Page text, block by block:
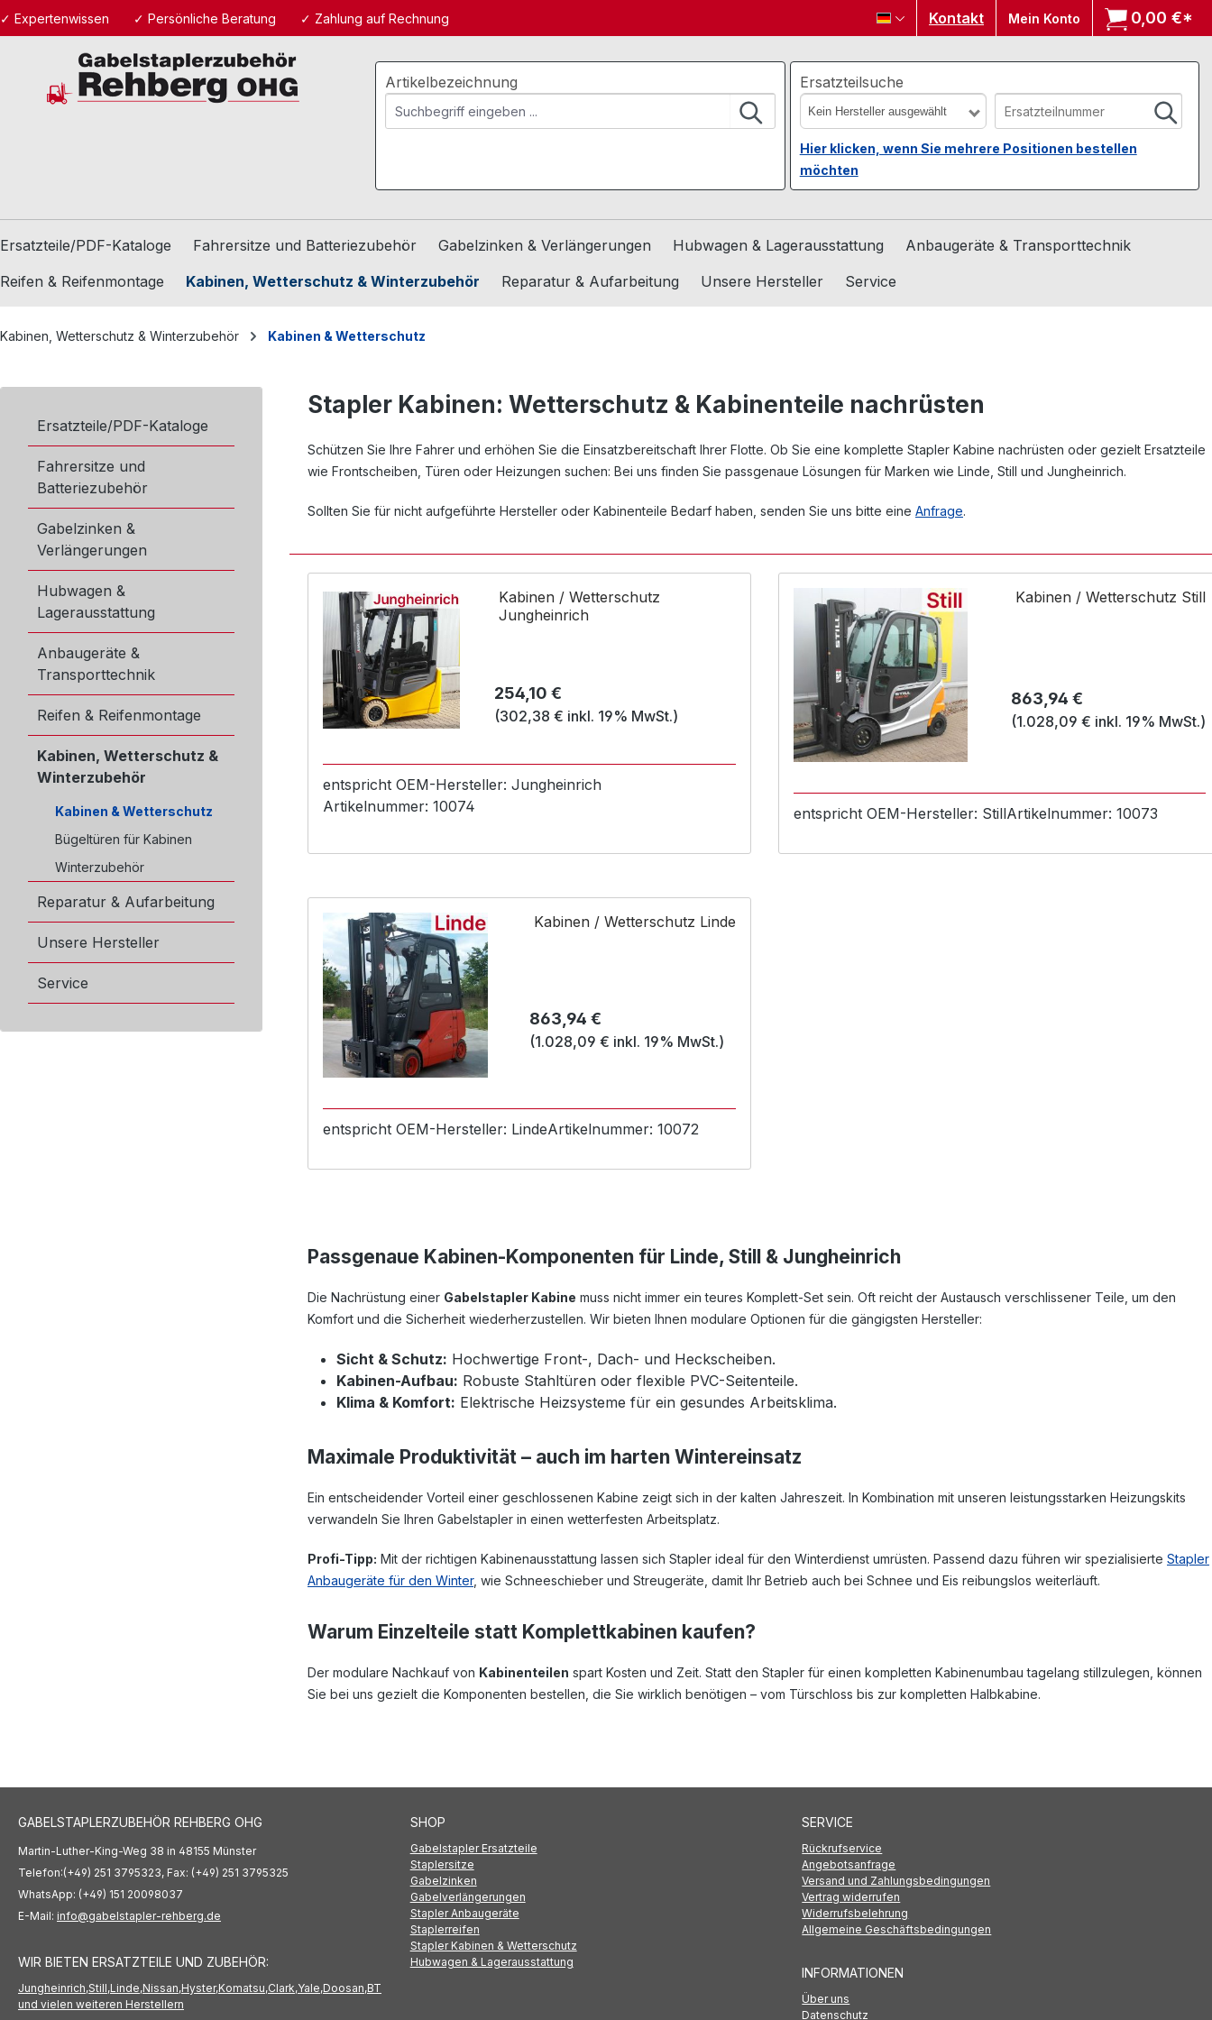
Hauptinhalt springen
Zur Suche springen
Zur Hauptnavigation springen
✓ Expertenwissen ✓ Persönliche Beratung ✓ Zahlung auf Rechnung Kontakt Mein Konto 0,00 €*
Artikelbezeichnung Ersatzteilsuche
Kein Hersteller ausgewählt
Hier klicken, wenn Sie mehrere Positionen bestellen
möchten
Ersatzteile/PDF-Kataloge Fahrersitze und Batteriezubehör Gabelzinken & Verlängerungen Hubwagen & Lagerausstattung
Anbaugeräte & Transporttechnik
Reifen & Reifenmontage
Kabinen, Wetterschutz & Winterzubehör Reparatur & Aufarbeitung Unsere Hersteller Service
Kabinen, Wetterschutz & Winterzubehör Kabinen & Wetterschutz
Ersatzteile/PDF-Kataloge
Fahrersitze und
Batteriezubehör
Gabelzinken &
Verlängerungen
Hubwagen &
Lagerausstattung
Anbaugeräte &
Transporttechnik
Reifen & Reifenmontage
Kabinen, Wetterschutz &
Winterzubehör
Kabinen & Wetterschutz
Bügeltüren für Kabinen
Winterzubehör
Reparatur & Aufarbeitung
Unsere Hersteller
Service
Stapler Kabinen: Wetterschutz & Kabinenteile nachrüsten
Schützen Sie Ihre Fahrer und erhöhen Sie die Einsatzbereitschaft Ihrer Flotte. Ob Sie eine komplette Stapler Kabine nachrüsten oder gezielt Ersatzteile
wie Frontscheiben, Türen oder Heizungen suchen: Bei uns finden Sie passgenaue Lösungen für Marken wie Linde, Still und Jungheinrich.
Sollten Sie für nicht aufgeführte Hersteller oder Kabinenteile Bedarf haben, senden Sie uns bitte eine Anfrage.
Kabinen / Wetterschutz
Jungheinrich
Regulärer Preis:
254,10 €
(302,38 € inkl. 19% MwSt.)
entspricht OEM-Hersteller: Jungheinrich
Artikelnummer: 10074
Kabinen / Wetterschutz Still
Regulärer Preis:
863,94 €
(1.028,09 € inkl. 19% MwSt.)
entspricht OEM-Hersteller: StillArtikelnummer: 10073
Kabinen / Wetterschutz Linde
Regulärer Preis:
863,94 €
(1.028,09 € inkl. 19% MwSt.)
entspricht OEM-Hersteller: LindeArtikelnummer: 10072
Passgenaue Kabinen-Komponenten für Linde, Still & Jungheinrich
Die Nachrüstung einer Gabelstapler Kabine muss nicht immer ein teures Komplett-Set sein. Oft reicht der Austausch verschlissener Teile, um den
Komfort und die Sicherheit wiederherzustellen. Wir bieten Ihnen modulare Optionen für die gängigsten Hersteller:
Sicht & Schutz: Hochwertige Front-, Dach- und Heckscheiben.
Kabinen-Aufbau: Robuste Stahltüren oder flexible PVC-Seitenteile.
Klima & Komfort: Elektrische Heizsysteme für ein gesundes Arbeitsklima.
Maximale Produktivität – auch im harten Wintereinsatz
Ein entscheidender Vorteil einer geschlossenen Kabine zeigt sich in der kalten Jahreszeit. In Kombination mit unseren leistungsstarken Heizungskits
verwandeln Sie Ihren Gabelstapler in einen wetterfesten Arbeitsplatz.
Profi-Tipp: Mit der richtigen Kabinenausstattung lassen sich Stapler ideal für den Winterdienst umrüsten. Passend dazu führen wir spezialisierte Stapler
Anbaugeräte für den Winter, wie Schneeschieber und Streugeräte, damit Ihr Betrieb auch bei Schnee und Eis reibungslos weiterläuft.
Warum Einzelteile statt Komplettkabinen kaufen?
Der modulare Nachkauf von Kabinenteilen spart Kosten und Zeit. Statt den Stapler für einen kompletten Kabinenumbau tagelang stillzulegen, können
Sie bei uns gezielt die Komponenten bestellen, die Sie wirklich benötigen – vom Türschloss bis zur kompletten Halbkabine.
GABELSTAPLERZUBEHÖR REHBERG OHG
Martin-Luther-King-Weg 38 in 48155 Münster
Telefon:(+49) 251 3795323, Fax: (+49) 251 3795325
WhatsApp: (+49) 151 20098037
E-Mail: info@gabelstapler-rehberg.de
WIR BIETEN ERSATZTEILE UND ZUBEHÖR:
Jungheinrich,Still,Linde,Nissan,Hyster,Komatsu,Clark,Yale,Doosan,BT
und vielen weiteren Herstellern
SHOP
Gabelstapler Ersatzteile
Staplersitze
Gabelzinken
Gabelverlängerungen
Stapler Anbaugeräte
Staplerreifen
Stapler Kabinen & Wetterschutz
Hubwagen & Lagerausstattung
SERVICE
Rückrufservice
Angebotsanfrage
Versand und Zahlungsbedingungen
Vertrag widerrufen
Widerrufsbelehrung
Allgemeine Geschäftsbedingungen
INFORMATIONEN
Über uns
Datenschutz